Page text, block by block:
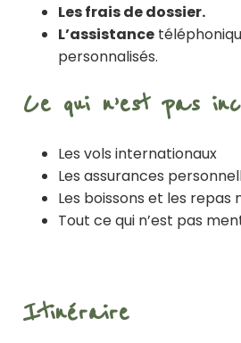
Les frais de dossier.
L’assistance
personnalisés.
Ce qui n’est pas
Les vols internationaux
Les assurances
Les boissons et les repas
Tout ce qui n’est pas
Itinéraire